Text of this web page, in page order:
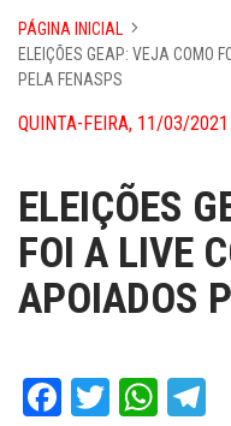
PÁGINA INICIAL
ELEIÇÕES GEAP: VEJA COMO
PELA FENASPS
QUINTA-FEIRA, 11/03/2021
ELEIÇÕES
FOI A LIVE
APOIADOS
Facebook
Twitter